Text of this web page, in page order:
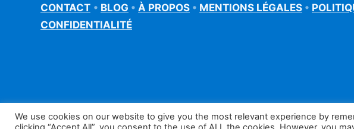
CONTACT • BLOG • À PROPOS • MENTIONS LÉGALES •
CONFIDENTIALITÉ
©francais-rapide.fr
We use cookies on our website to give you the most relevant experience by